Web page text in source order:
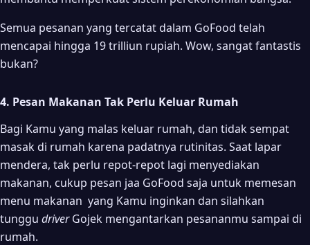
Semua pesanan yang tercatat dalam GoFood telah
mencapai hingga 19 trilliun rupiah. Wow, sangat fantastis
bukan?
4. Pesan Makanan Tak Perlu Keluar Rumah
Bagi Kamu yang malas keluar rumah, dan tidak sempat
masak di rumah karena padatnya rutinitas. Saat lapar
mendera, tak perlu repot-repot lagi menyediakan
makanan, cukup pesan jaa GoFood saja untuk memesan
menu makanan yang Kamu inginkan dan silahkan
tunggu driverGojek mengantarkan pesananmu sampai di
rumah.